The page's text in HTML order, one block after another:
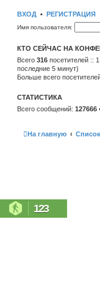
н
м
о
б
щ
е
ю
т
к
о
с
л
е
д
н
у
о
е
ВХОД • РЕГИСТРАЦИЯ
Имя пользователя:
КТО СЕЙЧАС НА
Всего 316 посетителей ::
последние 5 минут)
Больше всего
СТАТИСТИКА
Всего сообщений: 127666
На главную
123